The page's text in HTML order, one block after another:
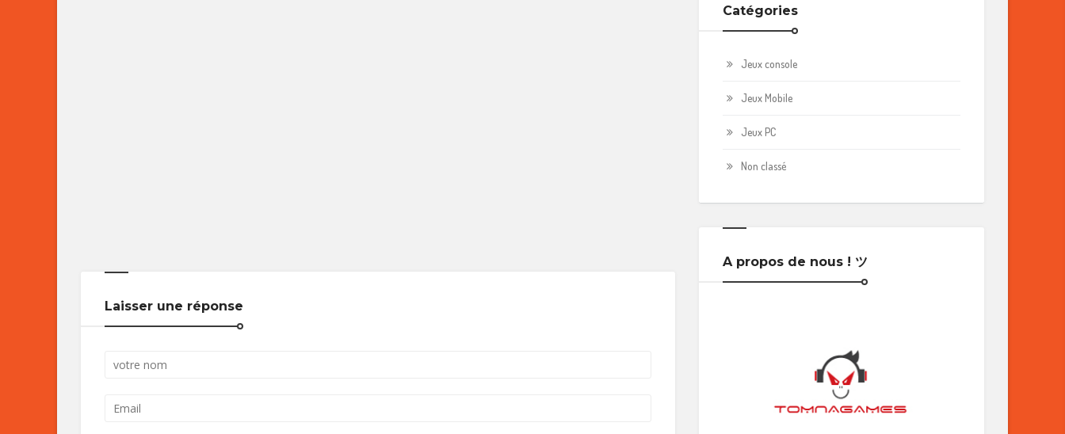
Laisser une réponse
Catégories
Jeux console
Jeux Mobile
Jeux PC
Non classé
A propos de nous ! ツ